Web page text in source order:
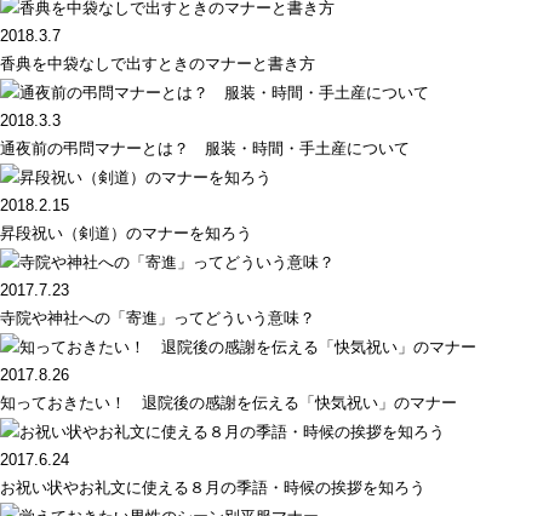
2018.3.7
香典を中袋なしで出すときのマナーと書き方
2018.3.3
通夜前の弔問マナーとは？ 服装・時間・手土産について
2018.2.15
昇段祝い（剣道）のマナーを知ろう
2017.7.23
寺院や神社への「寄進」ってどういう意味？
2017.8.26
知っておきたい！ 退院後の感謝を伝える「快気祝い」のマナー
2017.6.24
お祝い状やお礼文に使える８月の季語・時候の挨拶を知ろう